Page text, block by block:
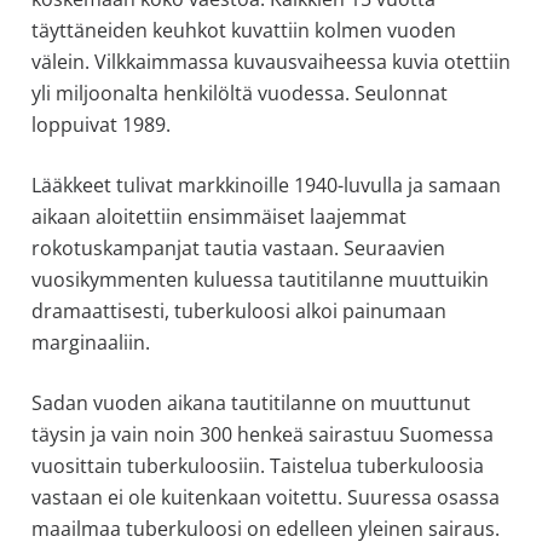
täyttäneiden keuhkot kuvattiin kolmen vuoden
välein. Vilkkaimmassa kuvausvaiheessa kuvia otettiin
yli miljoonalta henkilöltä vuodessa. Seulonnat
loppuivat 1989.
Lääkkeet tulivat markkinoille 1940-luvulla ja samaan
aikaan aloitettiin ensimmäiset laajemmat
rokotuskampanjat tautia vastaan. Seuraavien
vuosikymmenten kuluessa tautitilanne muuttuikin
dramaattisesti, tuberkuloosi alkoi painumaan
marginaaliin.
Sadan vuoden aikana tautitilanne on muuttunut
täysin ja vain noin 300 henkeä sairastuu Suomessa
vuosittain tuberkuloosiin. Taistelua tuberkuloosia
vastaan ei ole kuitenkaan voitettu. Suuressa osassa
maailmaa tuberkuloosi on edelleen yleinen sairaus.